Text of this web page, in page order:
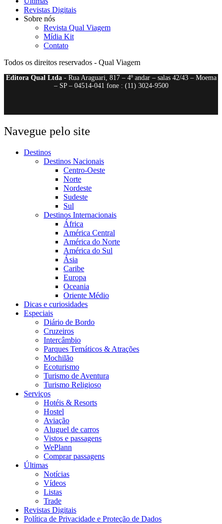
Revistas Digitais
Sobre nós
Revista Qual Viagem
Mídia Kit
Contato
Todos os direitos reservados - Qual Viagem
Editora Qual Ltda- Rua Araguari, 817 – 4º andar – salas 42/43 – Moema
– SP – 04514-041 fone : (11) 3024-9500
Navegue pelo site
Destinos
Destinos Nacionais
Centro-Oeste
Norte
Nordeste
Sudeste
Sul
Destinos Internacionais
África
América Central
América do Norte
América do Sul
Ásia
Caribe
Europa
Oceania
Oriente Médio
Dicas e curiosidades
Especiais
Diário de Bordo
Cruzeiros
Intercâmbio
Parques Temáticos & Atrações
Mochilão
Ecoturismo
Turismo de Aventura
Turismo Religioso
Serviços
Hotéis & Resorts
Hostel
Aviação
Aluguel de carros
Vistos e passagens
WePlann
Comprar passagens
Últimas
Notícias
Vídeos
Listas
Trade
Revistas Digitais
Política de Privacidade e Proteção de Dados